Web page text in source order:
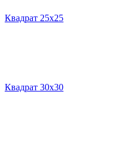
Квадрат 25х25
Квадрат 30х30